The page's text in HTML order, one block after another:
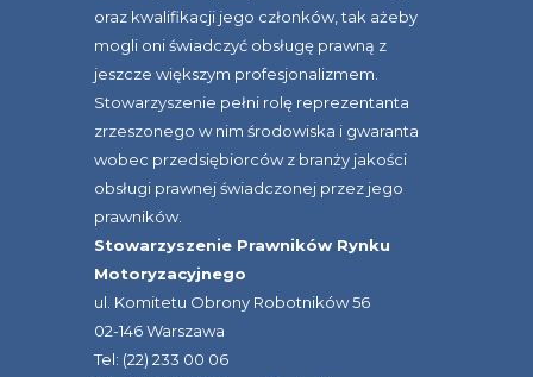
oraz kwalifikacji jego członków, tak ażeby
mogli oni świadczyć obsługę prawną z
jeszcze większym profesjonalizmem.
Stowarzyszenie pełni rolę reprezentanta
zrzeszonego w nim środowiska i gwaranta
wobec przedsiębiorców z branży jakości
obsługi prawnej świadczonej przez jego
prawników.
Stowarzyszenie Prawników Rynku
Motoryzacyjnego
ul. Komitetu Obrony Robotników 56
02-146 Warszawa
Tel: (22) 233 00 06